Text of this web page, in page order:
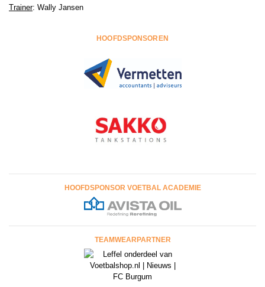
Trainer: Wally Jansen
HOOFDSPONSOREN
HOOFDSPONSOR VOETBAL ACADEMIE
TEAMWEARPARTNER